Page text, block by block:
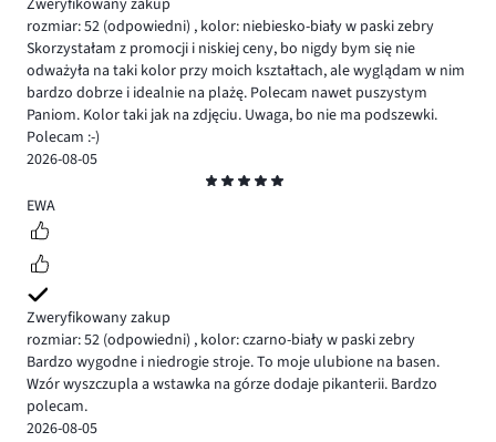
Zweryfikowany zakup
rozmiar: 52 (odpowiedni) , kolor: niebiesko-biały w paski zebry
Skorzystałam z promocji i niskiej ceny, bo nigdy bym się nie
odważyła na taki kolor przy moich kształtach, ale wyglądam w nim
bardzo dobrze i idealnie na plażę. Polecam nawet puszystym
Paniom. Kolor taki jak na zdjęciu. Uwaga, bo nie ma podszewki.
Polecam :-)
2026-08-05
5
EWA
Zweryfikowany zakup
rozmiar: 52 (odpowiedni) , kolor: czarno-biały w paski zebry
Bardzo wygodne i niedrogie stroje. To moje ulubione na basen.
Wzór wyszczupla a wstawka na górze dodaje pikanterii. Bardzo
polecam.
2026-08-05